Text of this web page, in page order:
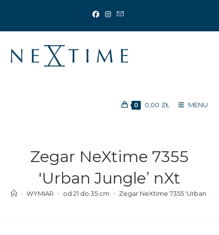
0 0,00 ZŁ MENU
Zegar NeXtime 7355
'Urban Jungle’ nXt
> WYMIAR > od 21 do 35 cm > Zegar NeXtime 7355 'Urban